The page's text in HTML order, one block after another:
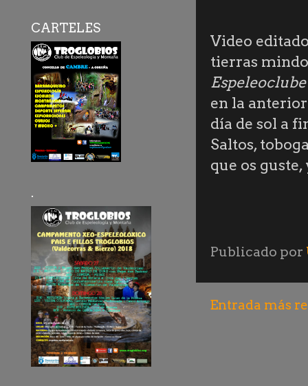
Video
tierras
en la
día de sol a
Saltos,
que os
Publicado por
Entrada más
CARTELES
.